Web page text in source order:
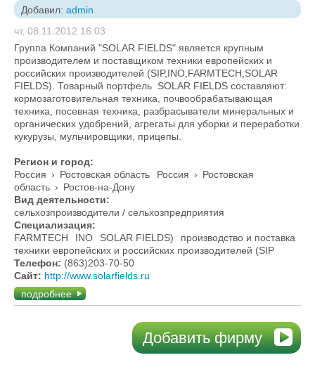
Добавил: admin
чт, 08.11.2012 16:03
Группа Компаний "SOLAR FIELDS" является крупным
производителем и поставщиком техники европейских и
российских производителей (SIP,INO,FARMTECH,SOLAR
FIELDS). Товарный портфель SOLAR FIELDS составляют:
кормозаготовительная техника, почвообрабатывающая
техника, посевная техника, разбрасыватели минеральных и
органических удобрений, агрегаты для уборки и переработки
кукурузы, мульчировщики, прицепы.
Регион и город:
Россия › Ростовская область Россия › Ростовская
область › Ростов-на-Дону
Вид деятельности:
сельхозпроизводители / сельхозпредприятия
Специализация:
FARMTECH
INO SOLAR FIELDS)
производство и поставка
техники европейских и российских производителей (SIP
Телефон: (863)203-70-50
Сайт: http://www.solarfields.ru
подробнее
Добавить фирму